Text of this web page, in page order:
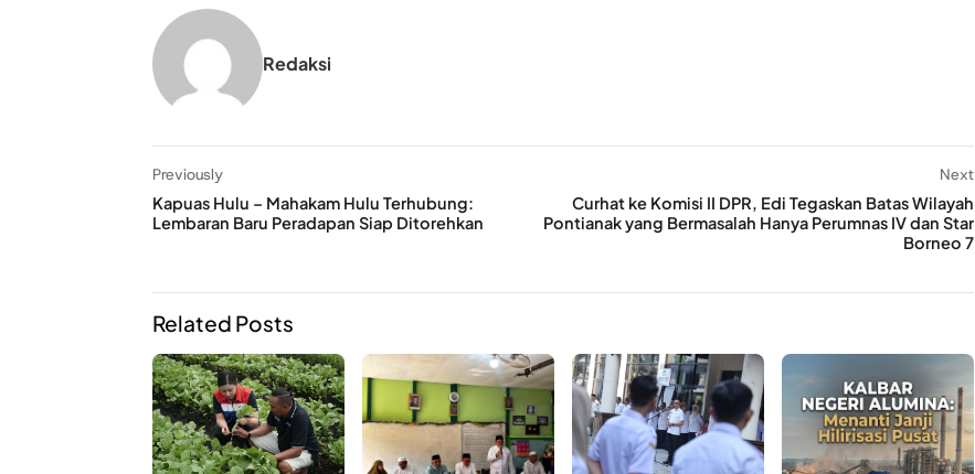
Redaksi
Previously
Kapuas Hulu – Mahakam Hulu Terhubung:
Lembaran Baru Peradapan Siap Ditorehkan
Next
Curhat ke Komisi II DPR, Edi Tegaskan Batas Wilayah
Pontianak yang Bermasalah Hanya Perumnas IV dan Star
Borneo 7
Related Posts